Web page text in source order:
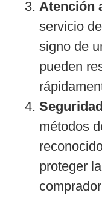
Atención
servicio
signo de
pueden
métodos
proteger